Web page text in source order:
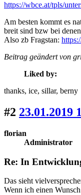
https://wbce.at/tpls/
Am besten kommt es
breit sind bzw bei
Also zb Fragstan:
Beitrag geändert von
Liked by:
thanks, ice, sillar, berny
#2 23.01.2019
florian
Administrator
Re: In
Das sieht
Wenn ich einen